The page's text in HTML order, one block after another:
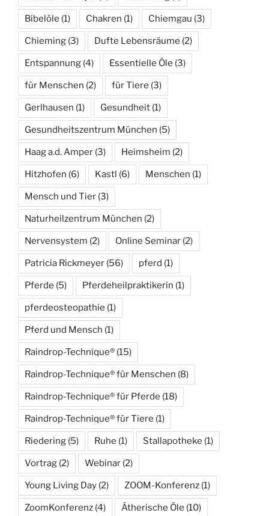
Bibelöle (1) Chakren (1) Chiemgau (3)
Chieming (3) Dufte Lebensräume (2)
Entspannung (4) Essentielle Öle (3)
für Menschen (2) für Tiere (3)
Gerlhausen (1) Gesundheit (1)
Gesundheitszentrum München (5)
Haag a.d. Amper (3) Heimsheim (2)
Hitzhofen (6) Kastl (6) Menschen (1)
Mensch und Tier (3)
Naturheilzentrum München (2)
Nervensystem (2) Online Seminar (2)
Patricia Rickmeyer (56) pferd (1)
Pferde (5) Pferdeheilpraktikerin (1)
pferdeosteopathie (1)
Pferd und Mensch (1)
Raindrop-Technique® (15)
Raindrop-Technique® für Menschen (8)
Raindrop-Technique® für Pferde (18)
Raindrop-Technique® für Tiere (1)
Riedering (5) Ruhe (1) Stallapotheke (1)
Vortrag (2) Webinar (2)
Young Living Day (2) ZOOM-Konferenz (1)
ZoomKonferenz (4) Ätherische Öle (10)